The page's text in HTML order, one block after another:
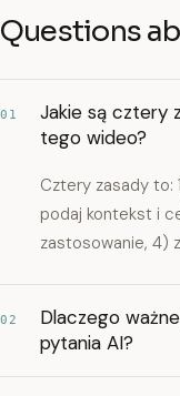
Questions
01
Jakie są cztery
tego wideo?
Cztery zasady to:
podaj kontekst i
zastosowanie, 4)
02
Dlaczego
pytania AI?